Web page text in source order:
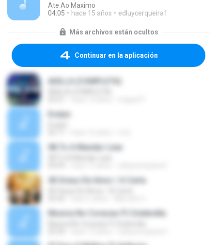
Ate Ao Maximo
04:05
hace 15 años edluycerqueira1
Más archivos están ocultos
Continuar en la aplicación
ADILLA (COMPLETA)
Evelyn
08.To A Mandar Lixar
40 Graus De Amor / A Carta
Musica No Coracao Ft Cinderella